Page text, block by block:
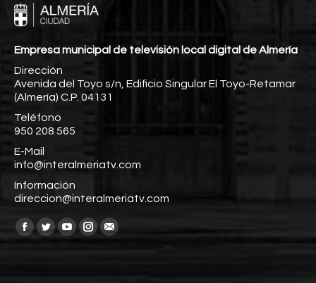
Empresa municipal de televisión local digital de Almería
Dirección
Avenida del Toyo s/n, Edificio Singular El Toyo-Retamar
(Almería) C.P. 04131
Teléfono
950 208 565
E-Mail
info@interalmeriatv.com
Información
direccion@interalmeriatv.com
Encuéntranos en:
Facebook
TwitterYouTube
Instagram
Mail